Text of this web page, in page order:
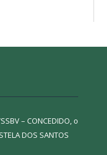
– CONCEDIDO, o
DOS SANTOS